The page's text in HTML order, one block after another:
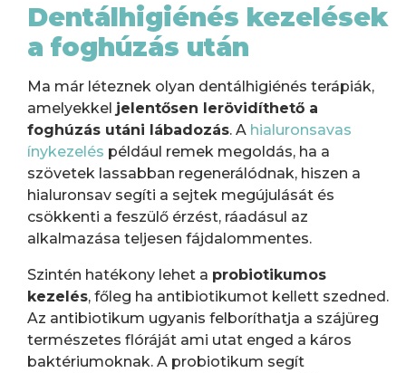
Dentálhigiénés kezelések
a foghúzás után
Ma már léteznek olyan dentálhigiénés terápiák,
amelyekkel jelentősen lerövidíthető a
foghúzás utáni lábadozás. A hialuronsavas
ínykezelés például remek megoldás, ha a
szövetek lassabban regenerálódnak, hiszen a
hialuronsav segíti a sejtek megújulását és
csökkenti a feszülő érzést, ráadásul az
alkalmazása teljesen fájdalommentes.
Szintén hatékony lehet a probiotikumos
kezelés, főleg ha antibiotikumot kellett szedned.
Az antibiotikum ugyanis felboríthatja a szájüreg
természetes flóráját ami utat enged a káros
baktériumoknak. A probiotikum segít